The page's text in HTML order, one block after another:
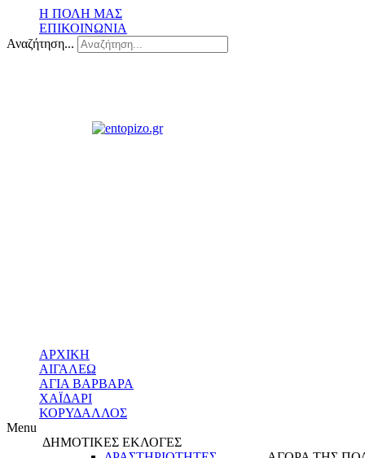
Η ΠΟΛΗ ΜΑΣ
ΕΠΙΚΟΙΝΩΝΙΑ
Αναζήτηση...
ΑΡΧΙΚΗ
ΑΙΓΑΛΕΩ
ΑΓΙΑ ΒΑΡΒΑΡΑ
ΧΑΪΔΑΡΙ
ΚΟΡΥΔΑΛΛΟΣ
Menu
ΔΗΜΟΤΙΚΕΣ ΕΚΛΟΓΕΣ